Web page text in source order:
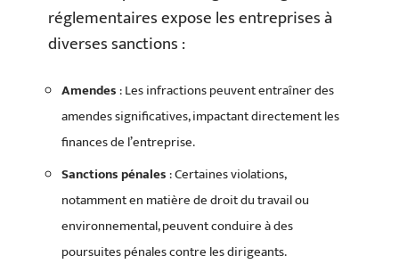
réglementaires expose les entreprises à
diverses sanctions :
Amendes: Les infractions peuvent entraîner des
amendes significatives, impactant directement les
finances de l’entreprise.
Sanctions pénales: Certaines violations,
notamment en matière de droit du travail ou
environnemental, peuvent conduire à des
poursuites pénales contre les dirigeants.